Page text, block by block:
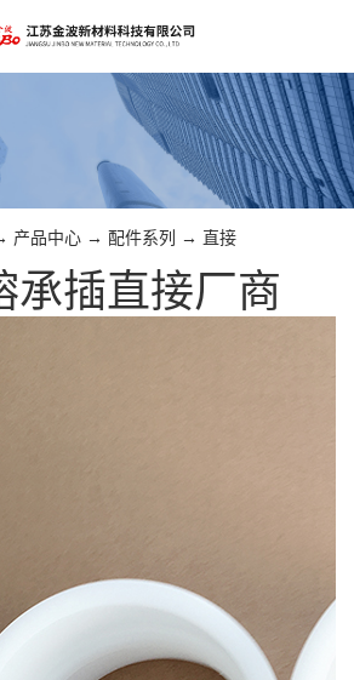
产品中心 → 配件系列 → 直接
承插直接厂商